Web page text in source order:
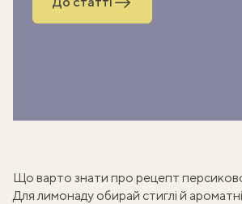
Що варто знати про рецепт
Для лимонаду обирай стиглі й